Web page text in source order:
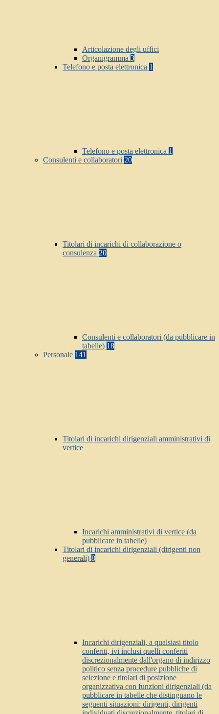
Articolazione degli uffici
Organigramma 3
Telefono e posta elettronica 1
Telefono e posta elettronica 1
Consulenti e collaboratori 20
Titolari di incarichi di collaborazione o
consulenza 20
Consulenti e collaboratori (da pubblicare in
tabelle) 18
Personale 141
Titolari di incarichi dirigenziali amministrativi di
vertice
Incarichi amministrativi di vertice (da
pubblicare in tabelle)
Titolari di incarichi dirigenziali (dirigenti non
generali) 8
Incarichi dirigenziali, a qualsiasi titolo
conferiti, ivi inclusi quelli conferiti
discrezionalmente dall'organo di indirizzo
politico senza procedure pubbliche di
selezione e titolari di posizione
organizzativa con funzioni dirigenziali (da
pubblicare in tabelle che distinguano le
seguenti situazioni: dirigenti, dirigenti